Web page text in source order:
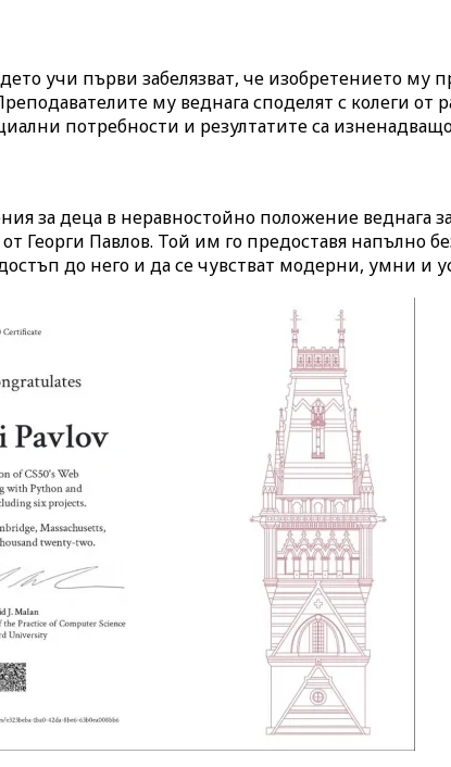
учи първи забелязват, че изобретението му
му веднага споделят с колеги от
потребности и резултатите са
за деца в неравностойно положение веднага
Георги Павлов. Той им го предоставя напълно
до него и да се чувстват модерни, умни и